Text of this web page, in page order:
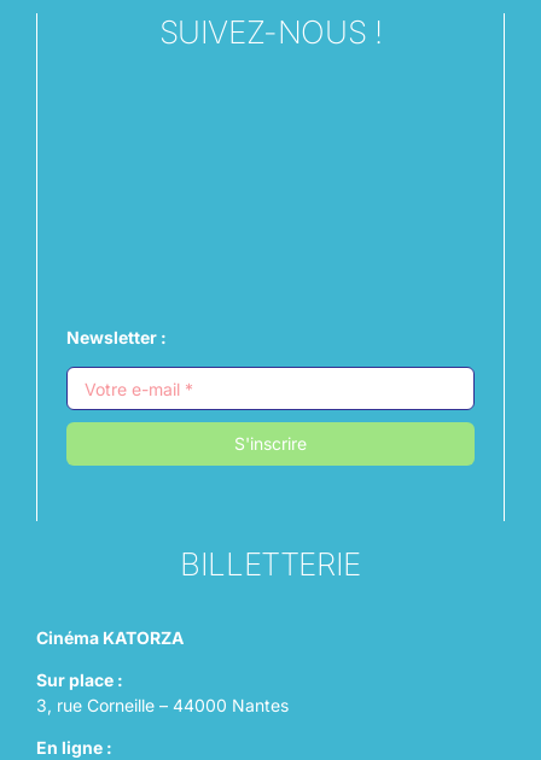
SUIVEZ-NOUS !
Newsletter :
S'inscrire
BILLETTERIE
Cinéma KATORZA
Sur place :
3, rue Corneille – 44000 Nantes
En ligne :